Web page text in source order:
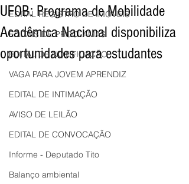
EDITAL REGISTRO DE IMÓVEIS
EDITAIS DE PROCLAMAS
EDITAL DE NOTIFICAÇÃO
VAGA PARA JOVEM APRENDIZ
EDITAL DE INTIMAÇÃO
AVISO DE LEILÃO
EDITAL DE CONVOCAÇÃO
Informe - Deputado Tito
Balanço ambiental
UFOB: Programa de Mobilidade
Acadêmica Nacional disponibiliza
oportunidades para estudantes